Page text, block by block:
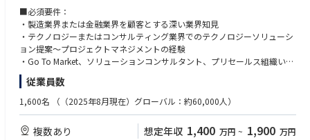
・Azure Synapse Analytics,Data Factory,Synapse Pipelines,HDInsight,Eve
nt Hubs,Data Factory etc
・Google Cloud BigQuery,Pub/Sub,★Dataplex,Dataflow etc
・Databricks,Snowflake
ローコード/ノーコード：
・Power Automate /Power Apps,UiPath,Blueprism,AutomationAnywher
e
・Dify,Gemini Enterprise,MS Copilot Studio
■主な業務内容
・GTM戦略の実行：日本市場の売上目標達成に向けた施策推進
・ポートフォリオ管理：市場インサイトを活用し、オファリングを最適化
・パートナー協業：Microsoftをはじめとする戦略的パートナーとの連携強
化
・ROI最大化：ターゲットキャンペーンの実行と効果測定
https://www.avanade.com/ja-jp/industry
■必須要件：
・製造業界または金融業界を顧客とする深い業界知見
・テクノロジーまたはコンサルティング業界でのテクノロジーソリューシ
ョン提案～プロジェクトマネジメントの経験
・Go To Market、ソリューションコンサルタント、プリセールス組織いず
れかのリード経験
ターゲット：ミッドマーケット（売上500億円～4000億円以上企業/主に
プライム市場）
ン経験
従業員数
1,600名 （（2025年8月現在）グローバル：約60,000人）
複数あり 想定年収 1,400 万円 ~ 1,900 万円